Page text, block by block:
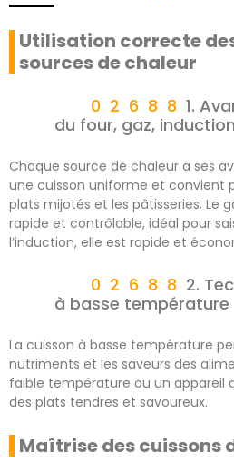
Utilisation correcte
sources de chaleur
1.
du four, gaz, induction
Chaque source de chaleur a ses
une cuisson uniforme et convient
plats mijotés et les pâtisseries. Le
rapide et contrôlable, idéal pour
l’induction, elle est rapide et
2.
à basse température
La cuisson à basse température
nutriments et les saveurs des
faible température ou un appareil
des plats tendres et savoureux.
Maîtrise des cuissons